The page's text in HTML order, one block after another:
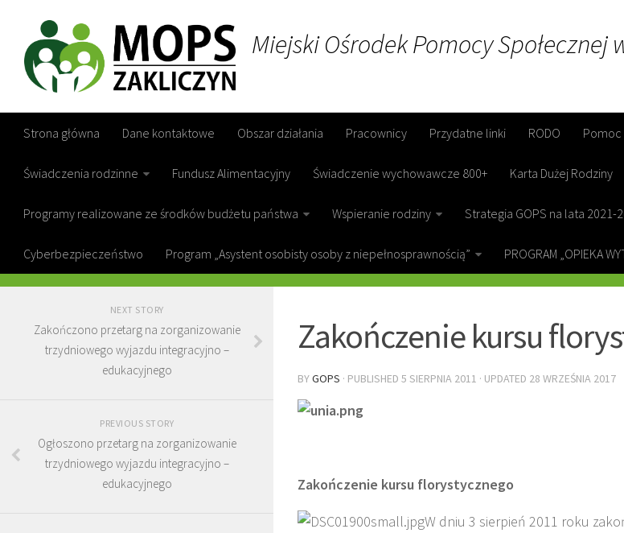
Miejski Ośrodek Pomocy Społecznej
Strona główna Dane kontaktowe Obszar działania Pracownicy Przydatne linki RODO Pomoc
Świadczenia rodzinne Fundusz Alimentacyjny Świadczenie wychowawcze 800+ Karta Dużej Rodziny
Programy realizowane ze środków budżetu państwa Wspieranie rodziny Strategia GOPS na lata 2021-
Cyberbezpieczeństwo Program „Asystent osobisty osoby z niepełnosprawnością” PROGRAM „OPIEKA
GOPS ZAKLICZYN
Zakończenie kursu
BYGOPS · PUBLISHED 5 SIERPNIA 2011 · UPDATED 28 WRZEŚNIA 2017
Zakończenie kursu florystycznego
W dniu 3 sierpień 2011 roku
NEXT STORY
Zakończono przetarg na zorganizowanie
trzydniowego wyjazdu integracyjno –
edukacyjnego
PREVIOUS STORY
Ogłoszono przetarg na zorganizowanie
trzydniowego wyjazdu integracyjno –
edukacyjnego